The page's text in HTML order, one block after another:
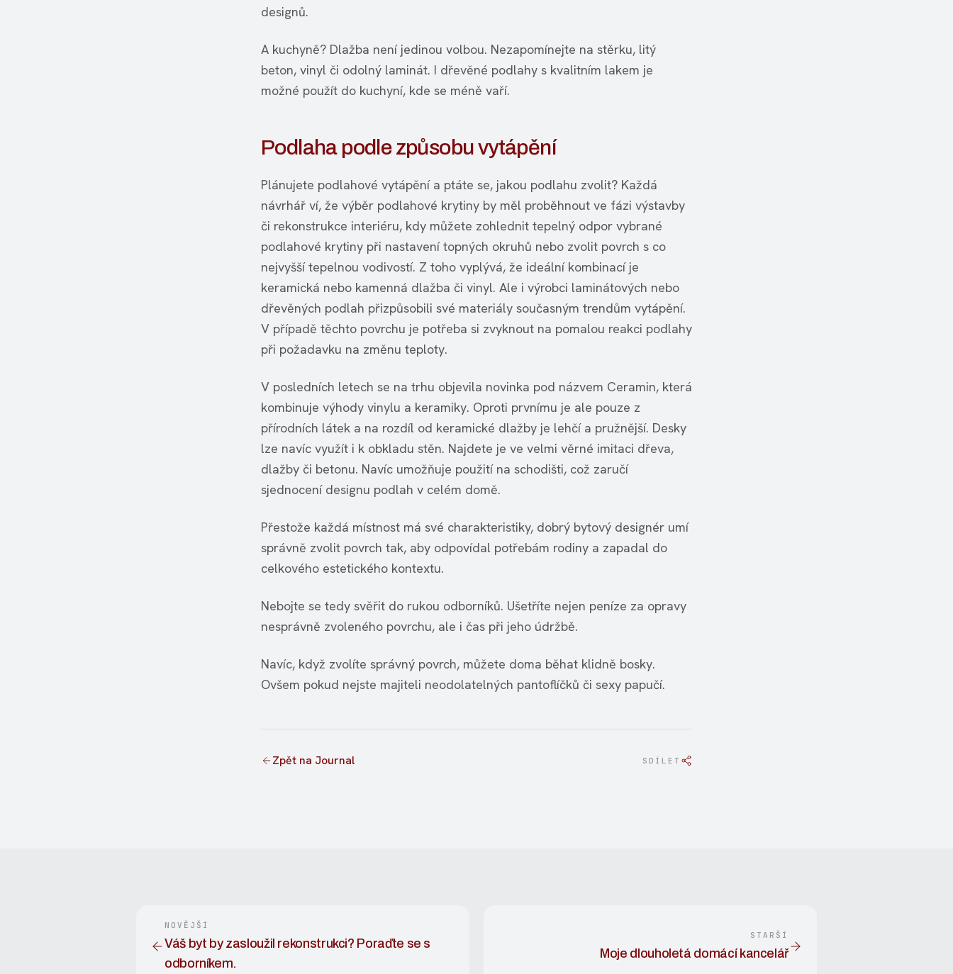
designů.
A kuchyně? Dlažba není jedinou volbou. Nezapomínejte na stěrku, litý
beton, vinyl či odolný laminát. I dřevěné podlahy s kvalitním lakem je
možné použít do kuchyní, kde se méně vaří.
Podlaha podle způsobu vytápění
Plánujete podlahové vytápění a ptáte se, jakou podlahu zvolit? Každá
návrhář ví, že výběr podlahové krytiny by měl proběhnout ve fázi výstavby
či rekonstrukce interiéru, kdy můžete zohlednit tepelný odpor vybrané
podlahové krytiny při nastavení topných okruhů nebo zvolit povrch s co
nejvyšší tepelnou vodivostí. Z toho vyplývá, že ideální kombinací je
keramická nebo kamenná dlažba či vinyl. Ale i výrobci laminátových nebo
dřevěných podlah přizpůsobili své materiály současným trendům vytápění.
V případě těchto povrchu je potřeba si zvyknout na pomalou reakci podlahy
při požadavku na změnu teploty.
V posledních letech se na trhu objevila novinka pod názvem Ceramin, která
kombinuje výhody vinylu a keramiky. Oproti prvnímu je ale pouze z
přírodních látek a na rozdíl od keramické dlažby je lehčí a pružnější. Desky
lze navíc využít i k obkladu stěn. Najdete je ve velmi věrné imitaci dřeva,
dlažby či betonu. Navíc umožňuje použití na schodišti, což zaručí
sjednocení designu podlah v celém domě.
Přestože každá místnost má své charakteristiky, dobrý bytový designér umí
správně zvolit povrch tak, aby odpovídal potřebám rodiny a zapadal do
celkového estetického kontextu.
Nebojte se tedy svěřit do rukou odborníků. Ušetříte nejen peníze za opravy
nesprávně zvoleného povrchu, ale i čas při jeho údržbě.
Navíc, když zvolíte správný povrch, můžete doma běhat klidně bosky.
Ovšem pokud nejste majiteli neodolatelných pantoflíčků či sexy papučí.
Zpět na Journal SDÍLET
NOVĚJŠÍ
Váš byt by zasloužil rekonstrukci? Poraďte se s
odborníkem.
STARŠÍ
Moje dlouholetá domácí kancelář